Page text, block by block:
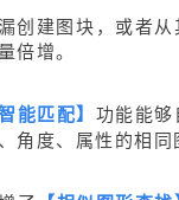
创建图块，或者
倍增。
智能匹配】 功能能
角度、属性的相